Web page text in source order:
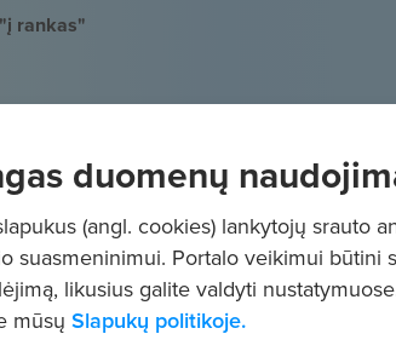
"į rankas"
aptarnavimą pagal įmonės nustatytą
duomenų
(angl. cookies) lankytojų srauto
suasmeninimui. Portalo veikimui būtini
likusius galite valdyti
mūsų Slapukų politikoje.